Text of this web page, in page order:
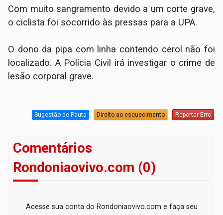
Com muito sangramento devido a um corte grave,
o ciclista foi socorrido às pressas para a UPA.
O dono da pipa com linha contendo cerol não foi
localizado. A Polícia Civil irá investigar o crime de
lesão corporal grave.
Sugestão de Pauta Direito ao esquecimento Reportar Erro
Comentários
Rondoniaovivo.com (0)
Acesse sua conta do Rondoniaovivo.com e faça seu